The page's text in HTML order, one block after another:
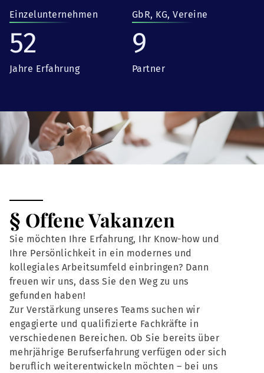
Einzelunternehmen GbR, KG, Vereine
52
Jahre Erfahrung
9
Partner
§ Offene Vakanzen
Sie möchten Ihre Erfahrung, Ihr Know-how und
Ihre Persönlichkeit in ein modernes und
kollegiales Arbeitsumfeld einbringen? Dann
freuen wir uns, dass Sie den Weg zu uns
gefunden haben!
Zur Verstärkung unseres Teams suchen wir
engagierte und qualifizierte Fachkräfte in
verschiedenen Bereichen. Ob Sie bereits über
mehrjährige Berufserfahrung verfügen oder sich
beruflich weiterentwickeln möchten – bei uns